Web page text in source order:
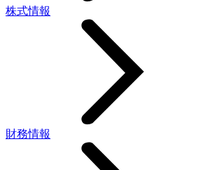
株式情報
財務情報